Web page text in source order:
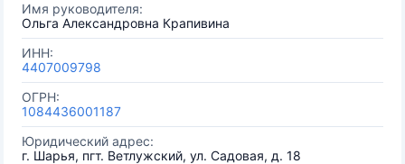
Имя руководителя:
Ольга Александровна Крапивина
ИНН:
4407009798
ОГРН:
1084436001187
Юридический адрес:
г. Шарья, пгт. Ветлужский, ул. Садовая, д. 18